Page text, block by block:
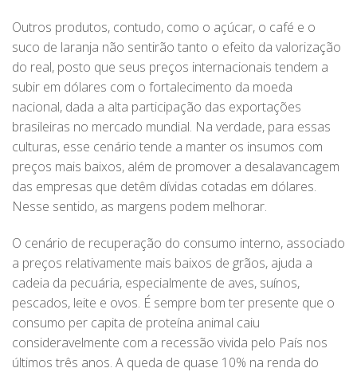
Outros produtos, contudo, como o açúcar, o café e o
suco de laranja não sentirão tanto o efeito da valorização
do real, posto que seus preços internacionais tendem a
subir em dólares com o fortalecimento da moeda
nacional, dada a alta participação das exportações
brasileiras no mercado mundial. Na verdade, para essas
culturas, esse cenário tende a manter os insumos com
preços mais baixos, além de promover a desalavancagem
das empresas que detêm dívidas cotadas em dólares.
Nesse sentido, as margens podem melhorar.
O cenário de recuperação do consumo interno, associado
a preços relativamente mais baixos de grãos, ajuda a
cadeia da pecuária, especialmente de aves, suínos,
pescados, leite e ovos. É sempre bom ter presente que o
consumo per capita de proteína animal caiu
consideravelmente com a recessão vivida pelo País nos
últimos três anos. A queda de quase 10% na renda do